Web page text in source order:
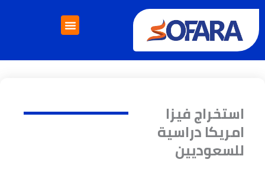
استخراج فيزا
امريكا دراسية
للسعوديين